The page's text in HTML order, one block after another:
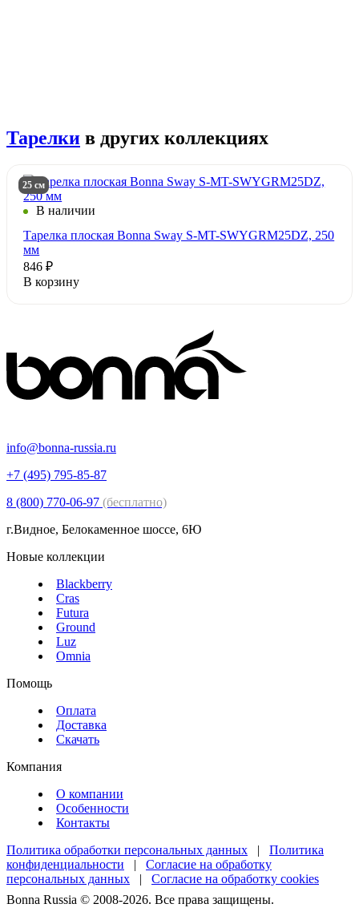
Тарелки в других коллекциях
25 см
В наличии
Тарелка плоская Bonna Sway S-MT-SWYGRM25DZ, 250
мм
846 ₽
В корзину
info@bonna-russia.ru
+7 (495) 795-85-87
8 (800) 770-06-97 (бесплатно)
г.Видное, Белокаменное шоссе, 6Ю
Новые коллекции
Blackberry
Cras
Futura
Ground
Luz
Omnia
Помощь
Оплата
Доставка
Скачать
Компания
О компании
Особенности
Контакты
Политика обработки персональных данных | Политика
конфиденциальности | Согласие на обработку
персональных данных | Согласие на обработку cookies
Bonna Russia © 2008-2026. Все права защищены.